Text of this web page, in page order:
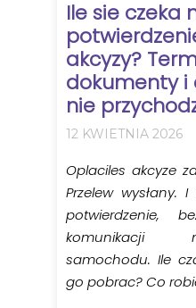
Ile sie czeka
akcyzy?
dokumenty i
nie
12 KWIETNIA 2026
Oplaciles akcyze
Przelew
potwierdzenie,
komunikacji
samochodu. Ile
go pobrac? Co